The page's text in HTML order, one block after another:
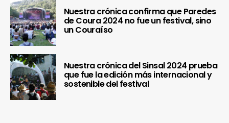
Nuestra crónica confirma que Paredes
de Coura 2024 no fue un festival, sino
un Couraíso
Nuestra crónica del Sinsal 2024 prueba
que fue la edición más internacional y
sostenible del festival